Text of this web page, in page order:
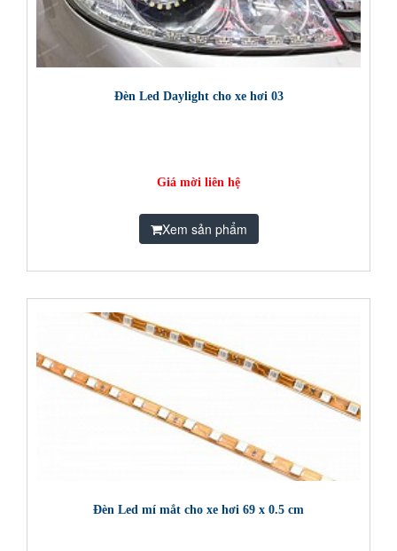
Đèn Led Daylight cho xe hơi 03
Giá mời liên hệ
Xem sản phẩm
Đèn Led mí mắt cho xe hơi 69 x 0.5 cm